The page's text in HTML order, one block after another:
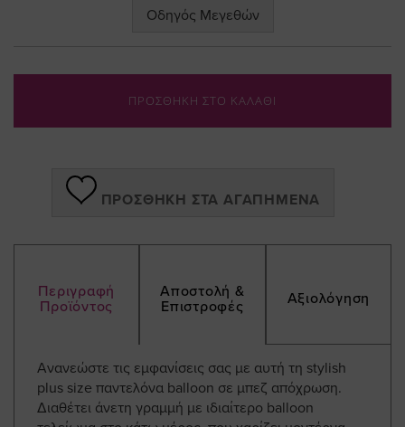
Οδηγός Μεγεθών
ΠΡΟΣΘΗΚΗ ΣΤΟ ΚΑΛΑΘΙ
ΠΡΟΣΘΉΚΗ ΣΤΑ ΑΓΑΠΗΜΈΝΑ
Περιγραφή
Προϊόντος
Αποστολή &
Επιστροφές
Αξιολόγηση
Ανανεώστε τις εμφανίσεις σας με αυτή τη stylish
plus size παντελόνα balloon σε μπεζ απόχρωση.
Διαθέτει άνετη γραμμή με ιδιαίτερο balloon